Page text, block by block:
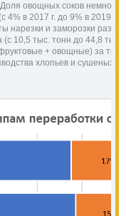
овощных соков немного
4% в 2017 г. до 9% в 2019
нарезки и заморозки
10,5 тыс. тонн до 44,8
+ овощные) за три
хлопьев и сушеных